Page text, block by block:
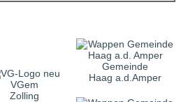
VGem
Zolling
Gemeinde
Haag a.d.Amper